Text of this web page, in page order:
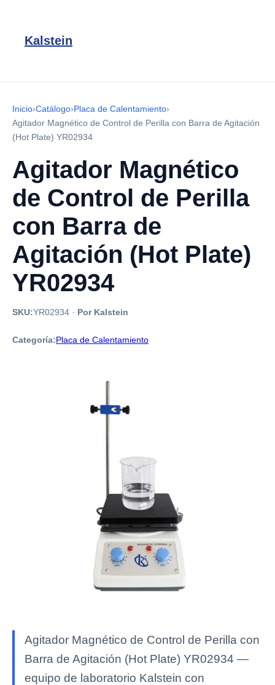
Kalstein
Inicio›Catálogo›Placa de Calentamiento›
Agitador Magnético de Control de Perilla con Barra de Agitación
(Hot Plate) YR02934
Agitador Magnético
de Control de Perilla
con Barra de
Agitación (Hot Plate)
YR02934
SKU:YR02934 · Por Kalstein
Categoría:Placa de Calentamiento
Agitador Magnético de Control de Perilla con
Barra de Agitación (Hot Plate) YR02934 —
equipo de laboratorio Kalstein con